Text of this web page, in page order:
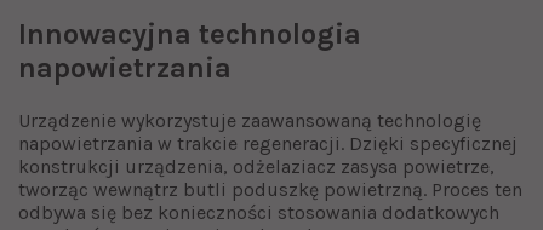
Innowacyjna technologia
napowietrzania
Urządzenie wykorzystuje zaawansowaną technologię
napowietrzania w trakcie regeneracji. Dzięki specyficznej
konstrukcji urządzenia, odżelaziacz zasysa powietrze,
tworząc wewnątrz butli poduszkę powietrzną. Proces ten
odbywa się bez konieczności stosowania dodatkowych